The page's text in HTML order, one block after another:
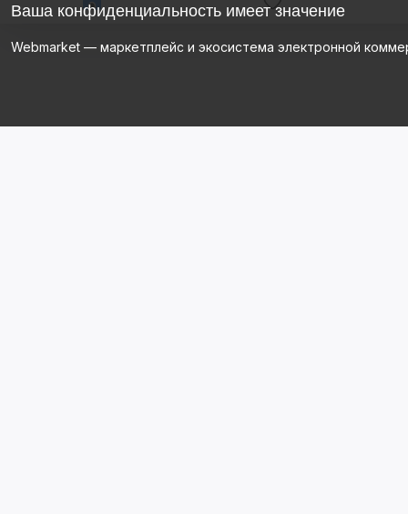
Ваша конфиденциальность имеет значение
Webmarket — маркетплейс и экосистема электронной